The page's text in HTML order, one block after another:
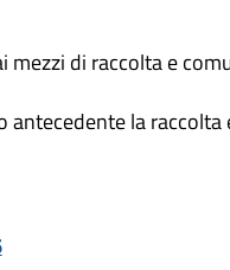
di raccolta e
la